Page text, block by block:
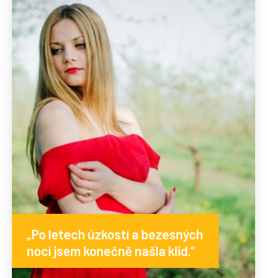
„Po letech úzkostí a bezesných
nocí jsem konečně našla klid.“